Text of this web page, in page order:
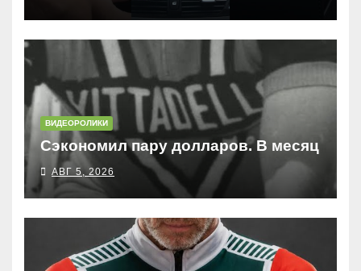
ВИДЕОРОЛИКИ
Сэкономил пару долларов. В месяц
АВГ 5, 2026